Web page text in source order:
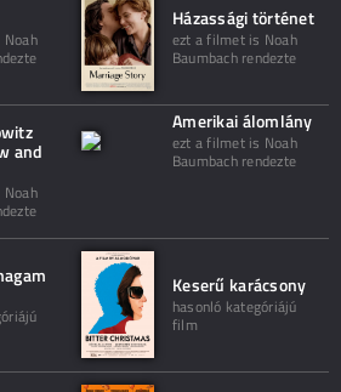
Házassági történet
ezt a filmet is Noah
Baumbach rendezte
and
Amerikai álomlány
ezt a filmet is Noah
Baumbach rendezte
Keserű karácsony
hasonló kategóriájú
film